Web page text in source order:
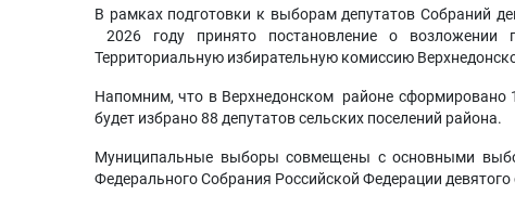
В рамках подготовки к выборам депутатов Собраний
2026 году принято постановление о возложении
Территориальную избирательную комиссию
Напомним, что в Верхнедонском районе сформировано
будет избрано 88 депутатов сельских поселений района.
Муниципальные выборы совмещены с основными
Федерального Собрания Российской Федерации девятого